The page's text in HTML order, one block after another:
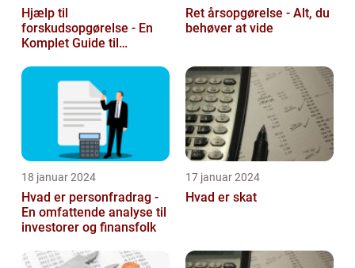
Hjælp til
forskudsopgørelse - En
Komplet Guide til
Ret årsopgørelse - Alt, du
behøver at vide
18 januar 2024
Hvad er personfradrag -
En omfattende analyse til
investorer og finansfolk
17 januar 2024
Hvad er skat